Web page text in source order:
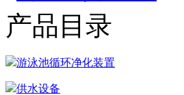
产品目录
游泳池循环净化装置
供水设备